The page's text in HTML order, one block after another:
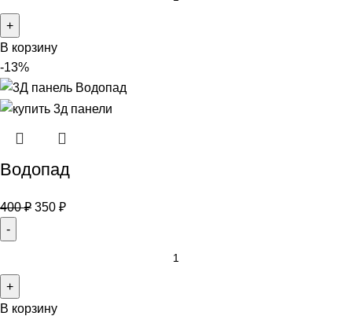
В корзину
-13%
Водопад
400₽ 350 ₽
В корзину